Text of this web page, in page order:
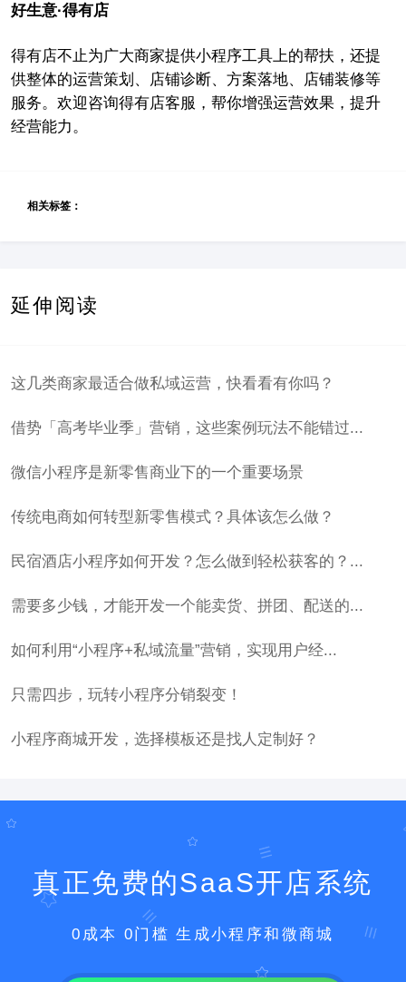
好生意·得有店
得有店不止为广大商家提供小程序工具上的帮扶，还提
供整体的运营策划、店铺诊断、方案落地、店铺装修等
服务。欢迎咨询得有店客服，帮你增强运营效果，提升
经营能力。
相关标签：
延伸阅读
这几类商家最适合做私域运营，快看看有你吗？
借势「高考毕业季」营销，这些案例玩法不能错过...
微信小程序是新零售商业下的一个重要场景
传统电商如何转型新零售模式？具体该怎么做？
民宿酒店小程序如何开发？怎么做到轻松获客的？...
需要多少钱，才能开发一个能卖货、拼团、配送的...
如何利用“小程序+私域流量”营销，实现用户经...
只需四步，玩转小程序分销裂变！
小程序商城开发，选择模板还是找人定制好？
真正免费的SaaS开店系统
0成本 0门槛 生成小程序和微商城